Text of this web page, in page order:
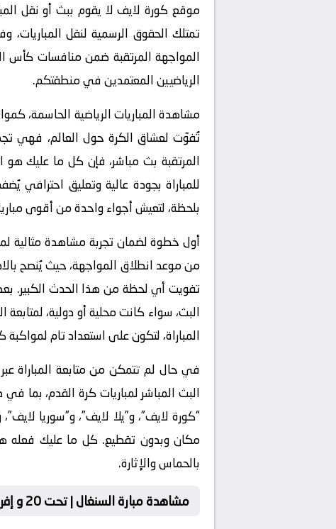
موقع كورة لايف لا يقوم ببث أو نقل
الرياضيين المعتمدين في منطقتكم.
تُفوّت لعشاق الكرة حول العالم، فهي
المرتقبة بث مباشر، فإن كل ما عليك هو
للمباراة بجودة عالية وتعليق
بلحظة، لتعيش أجواء واحدة من أقوى مباريات كأس
تفويت أي لحظة من هذا الحدث الكبير.
البث، سواء كانت محلية أو دولية،
المباراة، لتكون على استعداد تام
في حال لم تتمكن من متابعة المباراة عبر
“كورة لايف”، و”يلا لايف”، و”سوريا
مكان وبدون تقطيع. كل ما عليك فعله هو
بالحماس والإثارة.
مشاهدة مبارة السنغال | تحت 20 و إفريقيا الوسطى | تحت 20 بث مباشر كورة لايف